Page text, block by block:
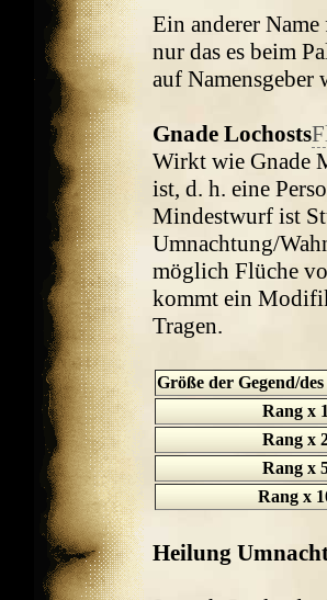
Ein anderer
nur das es beim
auf Namensgeber
Gnade Lochosts
Wirkt wie Gnade
ist, d. h. eine
Mindestwurf ist
Umnachtung/
möglich Flüche
kommt ein
Tragen.
Größe der Gegend/
Rang x
Rang x
Rang x
Rang x
Heilung